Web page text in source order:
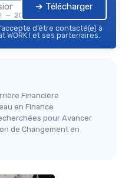
! — 2026
➔ Télécharger
d’être contacté(e) à
WORK ! et ses partenaires.
Financière
en Finance
pour Avancer
de Changement en